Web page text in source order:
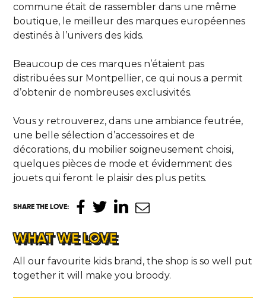
commune était de rassembler dans une même
boutique, le meilleur des marques européennes
destinés à l’univers des kids.
Beaucoup de ces marques n’étaient pas
distribuées sur Montpellier, ce qui nous a permit
d’obtenir de nombreuses exclusivités.
Vous y retrouverez, dans une ambiance feutrée,
une belle sélection d’accessoires et de
décorations, du mobilier soigneusement choisi,
quelques pièces de mode et évidemment des
jouets qui feront le plaisir des plus petits.
SHARE THE LOVE:
WHAT WE LOVE
All our favourite kids brand, the shop is so well put
together it will make you broody.